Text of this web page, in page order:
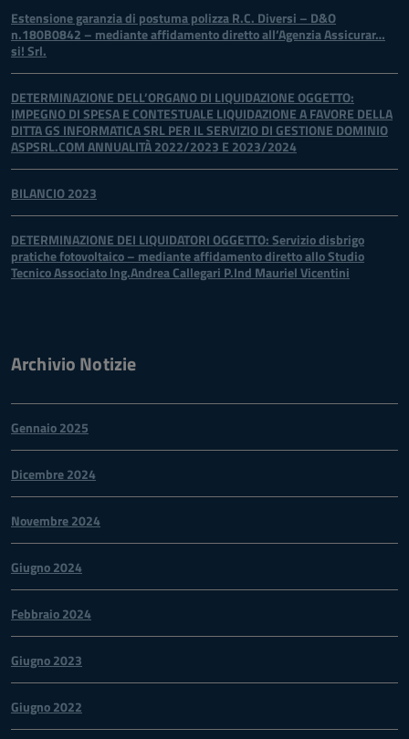
Estensione garanzia di postuma polizza R.C. Diversi – D&O
n.180B0842 – mediante affidamento diretto all’Agenzia Assicurar…
si! Srl.
DETERMINAZIONE DELL’ORGANO DI LIQUIDAZIONE OGGETTO:
IMPEGNO DI SPESA E CONTESTUALE LIQUIDAZIONE A FAVORE DELLA
DITTA GS INFORMATICA SRL PER IL SERVIZIO DI GESTIONE DOMINIO
ASPSRL.COM ANNUALITÀ 2022/2023 E 2023/2024
BILANCIO 2023
DETERMINAZIONE DEI LIQUIDATORI OGGETTO: Servizio disbrigo
pratiche fotovoltaico – mediante affidamento diretto allo Studio
Tecnico Associato Ing.Andrea Callegari P.Ind Mauriel Vicentini
Archivio Notizie
Gennaio 2025
Dicembre 2024
Novembre 2024
Giugno 2024
Febbraio 2024
Giugno 2023
Giugno 2022